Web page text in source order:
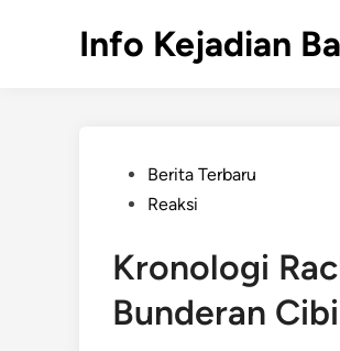
Info Kejadian
PostedBerita Terbaru
Reaksi
Kronologi
Bunderan